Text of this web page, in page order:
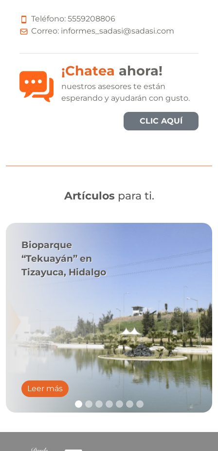
Teléfono: 5559208806
Correo: informes_sadasi@sadasi.com
¡Chatea ahora!
nuestros asesores te están
esperando y ayudarán con gusto.
CLIC AQUÍ
Artículos para ti.
Bioparque
“Tekuayán” en
Tizayuca, Hidalgo
Leer más